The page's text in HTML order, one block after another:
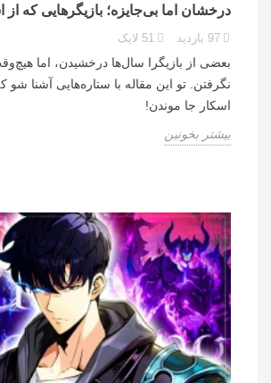
درخشان اما بی‌جایزه؛ بازیگرهایی که
97 بازدید 51 لایک
بعضی از بازیگرا سال‌ها درخشیدن، اما
نگرفتن. تو این مقاله با ستاره‌هایی آشنا شو
اسکار جا موندن!
بیشتر بخونین